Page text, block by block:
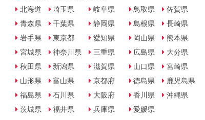
北海道
青森県
岩手県
宮城県
秋田県
山形県
福島県
茨城県
埼玉県
千葉県
東京都
神奈川県
新潟県
富山県
石川県
福井県
岐阜県
静岡県
愛知県
三重県
滋賀県
京都府
大阪府
兵庫県
鳥取県
島根県
岡山県
広島県
山口県
徳島県
香川県
愛媛県
佐賀県
長崎県
熊本県
大分県
宮崎県
鹿児島県
沖縄県